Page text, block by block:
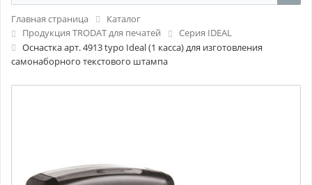
Главная страница
Каталог
Продукция TRODAT для печатей
Серия IDEAL
Оснастка арт. 4913 typo Ideal (1 касса) для изготовления
самонаборного текстового штампа